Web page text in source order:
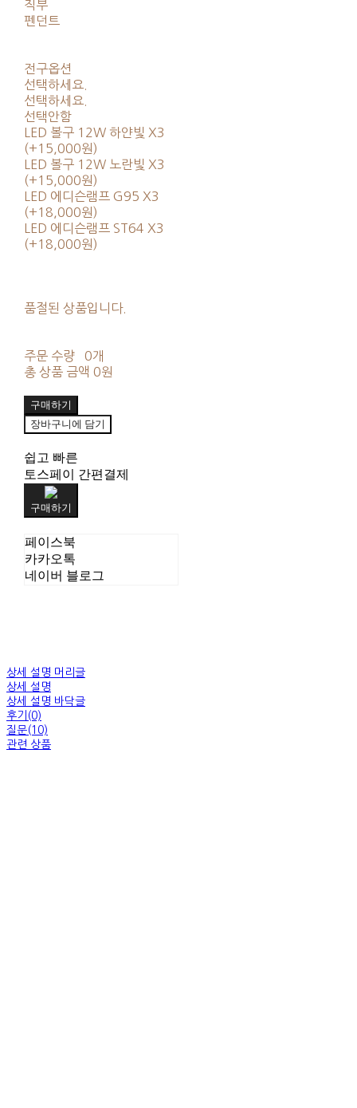
직부
펜던트
전구옵션
선택하세요.
선택하세요.
선택안함
LED 볼구 12W 하얀빛 X3
(+15,000원)
LED 볼구 12W 노란빛 X3
(+15,000원)
LED 에디슨램프 G95 X3
(+18,000원)
LED 에디슨램프 ST64 X3
(+18,000원)
품절된 상품입니다.
주문 수량
0개
총 상품 금액 0원
구매하기
장바구니에 담기
쉽고 빠른
토스페이 간편결제
구매하기
페이스북
카카오톡
네이버 블로그
상세 설명 머리글
상세 설명
상세 설명 바닥글
후기(0)
질문(10)
관련 상품